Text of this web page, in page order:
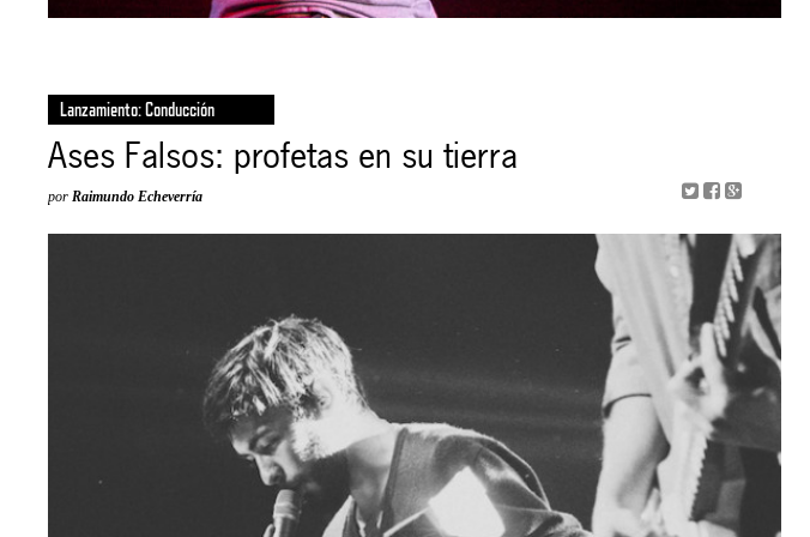
Lanzamiento: Conducción
Ases Falsos: profetas en su tierra
por Raimundo Echeverría